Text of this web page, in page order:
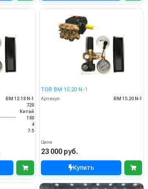
BM 12.18 N-1
720
Китай
180
4
7.5
TOR BM 15.20 N-1
Артикул BM 15.20 N-1
Цена
23 000 руб.
Купить